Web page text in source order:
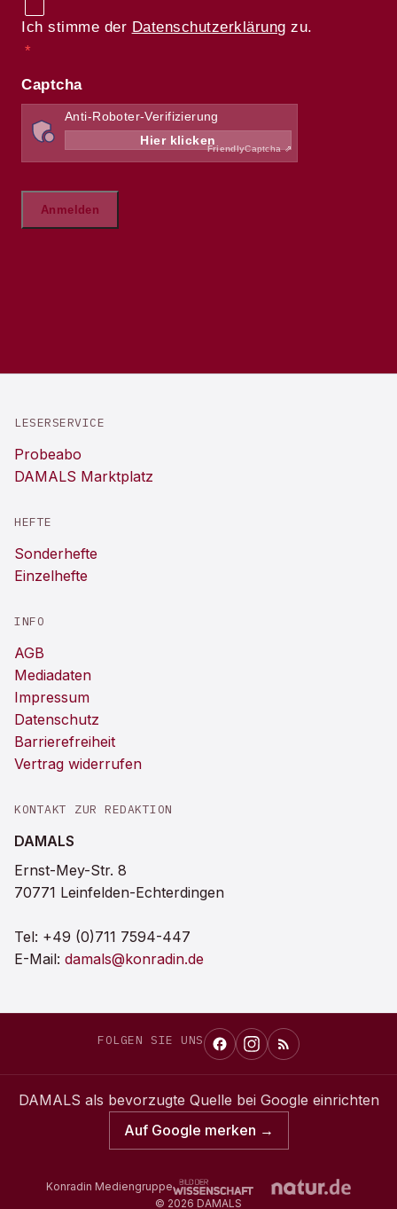
LESERSERVICE
Probeabo
DAMALS Marktplatz
HEFTE
Sonderhefte
Einzelhefte
INFO
AGB
Mediadaten
Impressum
Datenschutz
Barrierefreiheit
Vertrag widerrufen
KONTAKT ZUR REDAKTION
DAMALS
Ernst-Mey-Str. 8
70771 Leinfelden-Echterdingen
Tel: +49 (0)711 7594-447
E-Mail: damals@konradin.de
FOLGEN SIE UNS
DAMALS als bevorzugte Quelle bei Google einrichten
Auf Google merken →
Konradin Mediengruppe
© 2026 DAMALS